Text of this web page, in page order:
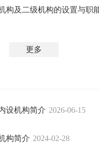
构及二级机构的设置与职
更多
设机构简介 2026-06-15
构简介 2024-02-28